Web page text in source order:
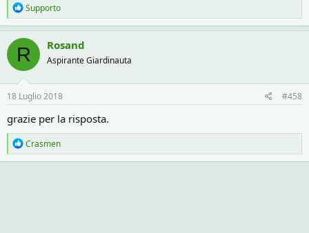
R
e
a
c
t
i
o
n
s
:
Supporto
R Rosand
Aspirante Giardinauta
18 Luglio 2018 #458
grazie per la risposta.
R
e
a
Crasmen